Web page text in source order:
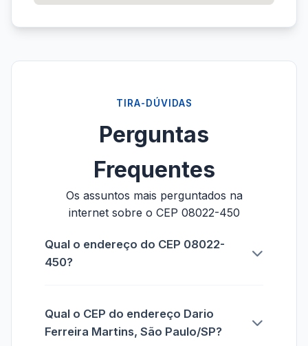
TIRA-DÚVIDAS
Perguntas
Frequentes
Os assuntos mais perguntados na
internet sobre o CEP 08022-450
Qual o endereço do CEP 08022-
450?
Qual o CEP do endereço Dario
Ferreira Martins, São Paulo/SP?